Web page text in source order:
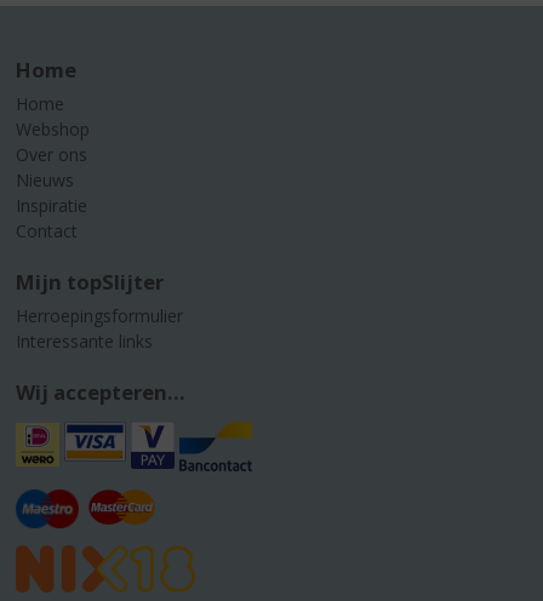
Home
Home
Webshop
Over ons
Nieuws
Inspiratie
Contact
Mijn topSlijter
Herroepingsformulier
Interessante links
Wij accepteren...